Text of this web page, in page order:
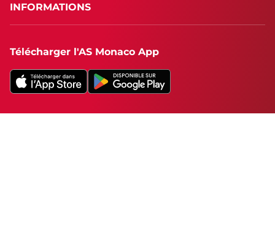
INFORMATIONS
Télécharger l'AS Monaco App